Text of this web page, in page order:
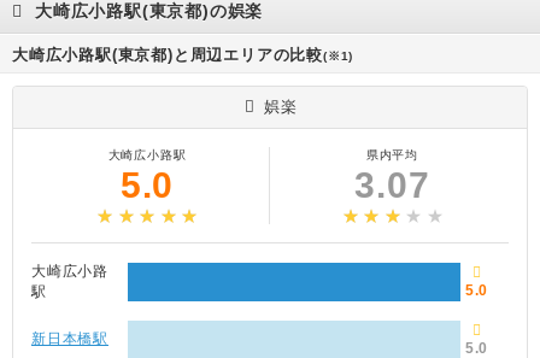
大崎広小路駅(東京都)の娯楽
大崎広小路駅(東京都)と周辺エリアの比較(※1)
娯楽
大崎広小路駅
5.0
県内平均
3.07
大崎広小路
駅
5.0
新日本橋駅
5.0